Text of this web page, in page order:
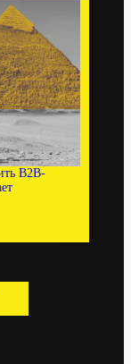
B2B-